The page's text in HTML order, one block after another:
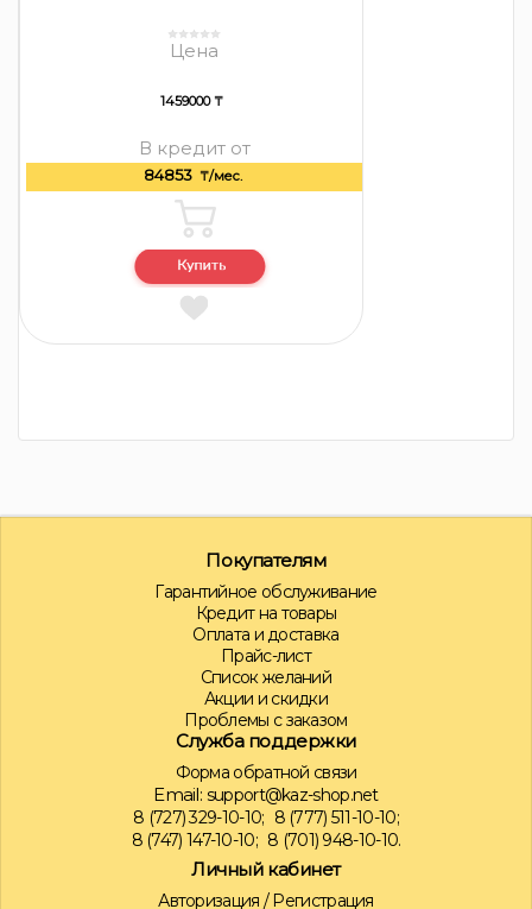
Цена
1459000 ₸
В кредит от
84853 ₸/мес.
Покупателям
Гарантийное обслуживание
Кредит на товары
Оплата и доставка
Прайс-лист
Список желаний
Акции и скидки
Проблемы с заказом
Служба поддержки
Форма обратной связи
Email: support@kaz-shop.net
8 (727) 329-10-10; 8 (777) 511-10-10;
8 (747) 147-10-10; 8 (701) 948-10-10.
Личный кабинет
Авторизация /Регистрация